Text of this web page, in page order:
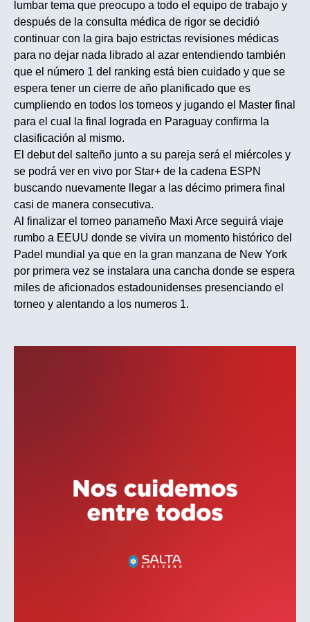
lumbar tema que preocupo a todo el equipo de trabajo y
después de la consulta médica de rigor se decidió
continuar con la gira bajo estrictas revisiones médicas
para no dejar nada librado al azar entendiendo también
que el número 1 del ranking está bien cuidado y que se
espera tener un cierre de año planificado que es
cumpliendo en todos los torneos y jugando el Master final
para el cual la final lograda en Paraguay confirma la
clasificación al mismo.
El debut del salteño junto a su pareja será el miércoles y
se podrá ver en vivo por Star+ de la cadena ESPN
buscando nuevamente llegar a las décimo primera final
casi de manera consecutiva.
Al finalizar el torneo panameño Maxi Arce seguirá viaje
rumbo a EEUU donde se vivira un momento histórico del
Padel mundial ya que en la gran manzana de New York
por primera vez se instalara una cancha donde se espera
miles de aficionados estadounidenses presenciando el
torneo y alentando a los numeros 1.